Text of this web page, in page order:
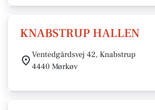
KNABSTRUP HALLEN
Ventedgårdsvej 42, Knabstrup
4440 Mørkøv